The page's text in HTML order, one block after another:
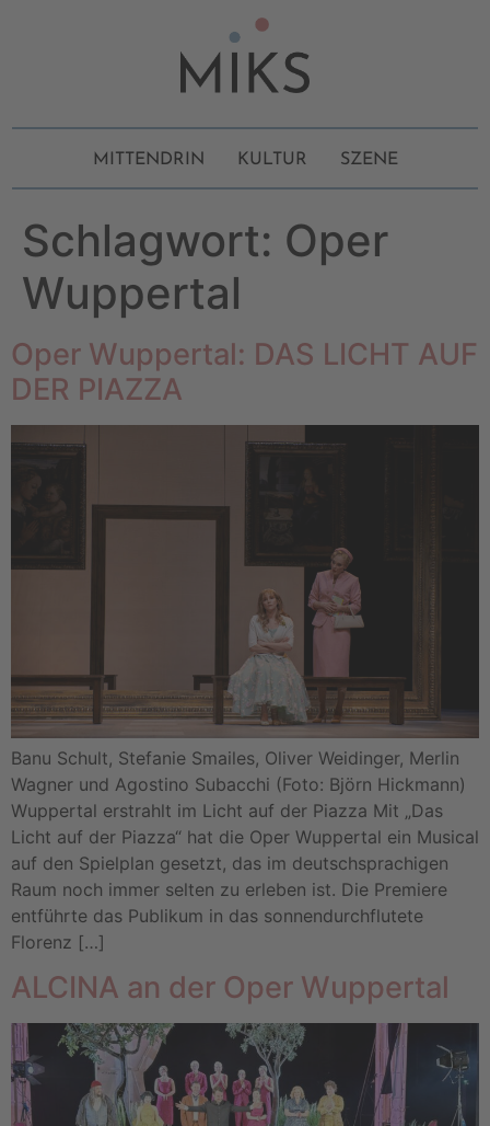
MITTENDRIN KULTUR SZENE
Schlagwort: Oper
Wuppertal
Oper Wuppertal: DAS LICHT AUF
DER PIAZZA
Banu Schult, Stefanie Smailes, Oliver Weidinger, Merlin
Wagner und Agostino Subacchi (Foto: Björn Hickmann)
Wuppertal erstrahlt im Licht auf der Piazza Mit „Das
Licht auf der Piazza“ hat die Oper Wuppertal ein Musical
auf den Spielplan gesetzt, das im deutschsprachigen
Raum noch immer selten zu erleben ist. Die Premiere
entführte das Publikum in das sonnendurchflutete
Florenz […]
ALCINA an der Oper Wuppertal